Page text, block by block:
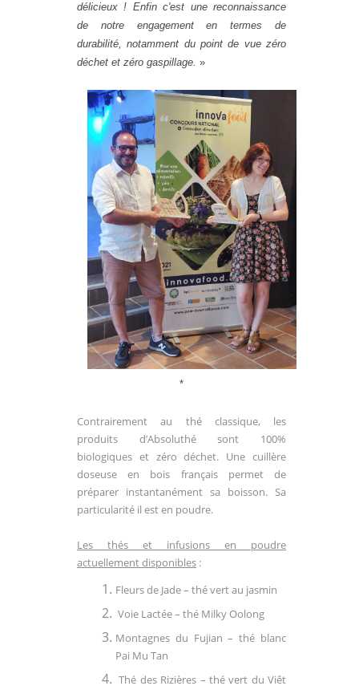
délicieux ! Enfin c'est une reconnaissance
de notre engagement en termes de
durabilité, notamment du point de vue zéro
déchet et zéro gaspillage. »
*
Contrairement au théclassique, les
produits d’Absoluthé sont 100%
biologiques et zéro déchet. Une cuillère
doseuse en bois français permet de
préparer instantanément sa boisson. Sa
particularité il est en poudre.
Les thés et infusions en poudre
actuellement disponibles :
Fleurs de Jade – thévert au jasmin
Voie Lactée – thé Milky Oolong
Montagnes du Fujian –thé blanc
Pai Mu Tan
Thé des Rizières – thévert du Viêt